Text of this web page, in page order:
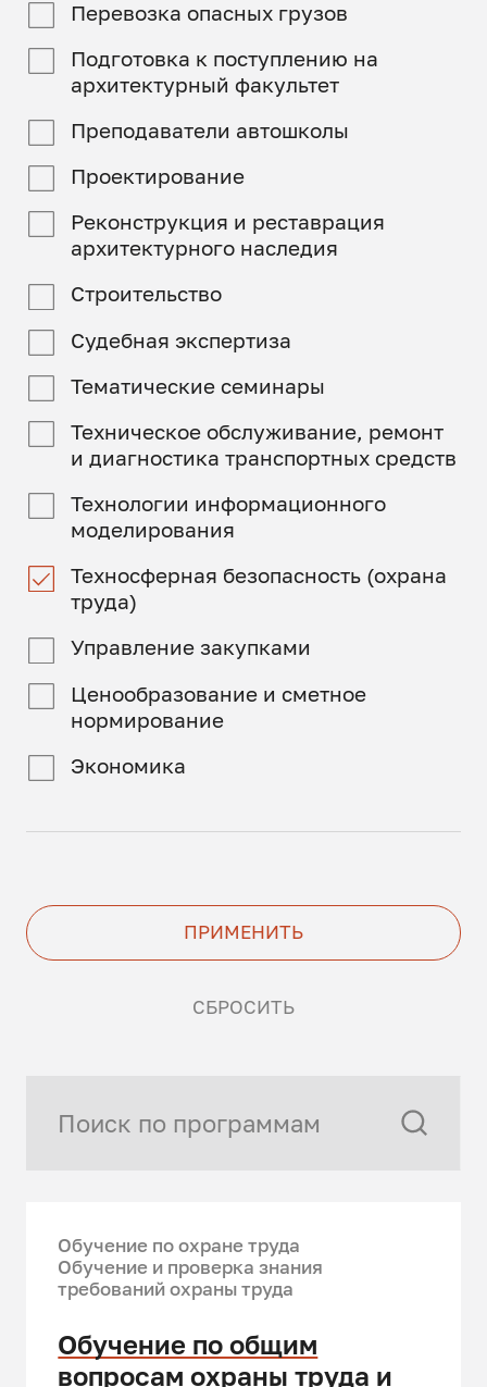
Перевозка опасных грузов
Подготовка к поступлению на
архитектурный факультет
Преподаватели автошколы
Проектирование
Реконструкция и реставрация
архитектурного наследия
Строительство
Судебная экспертиза
Тематические семинары
Техническое обслуживание, ремонт
и диагностика транспортных средств
Технологии информационного
моделирования
Техносферная безопасность (охрана
труда)
Управление закупками
Ценообразование и сметное
нормирование
Экономика
ПРИМЕНИТЬ
СБРОСИТЬ
Обучение по охране труда
Обучение и проверка знания
требований охраны труда
Обучение по общим
вопросам охраны труда и